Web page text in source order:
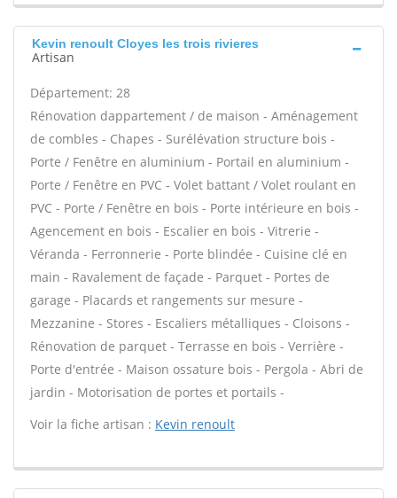
Kevin renoult Cloyes les trois rivieres
Artisan
Département: 28
Rénovation dappartement / de maison - Aménagement
de combles - Chapes - Surélévation structure bois -
Porte / Fenêtre en aluminium - Portail en aluminium -
Porte / Fenêtre en PVC - Volet battant / Volet roulant en
PVC - Porte / Fenêtre en bois - Porte intérieure en bois -
Agencement en bois - Escalier en bois - Vitrerie -
Véranda - Ferronnerie - Porte blindée - Cuisine clé en
main - Ravalement de façade - Parquet - Portes de
garage - Placards et rangements sur mesure -
Mezzanine - Stores - Escaliers métalliques - Cloisons -
Rénovation de parquet - Terrasse en bois - Verrière -
Porte d'entrée - Maison ossature bois - Pergola - Abri de
jardin - Motorisation de portes et portails -
Voir la fiche artisan : Kevin renoult